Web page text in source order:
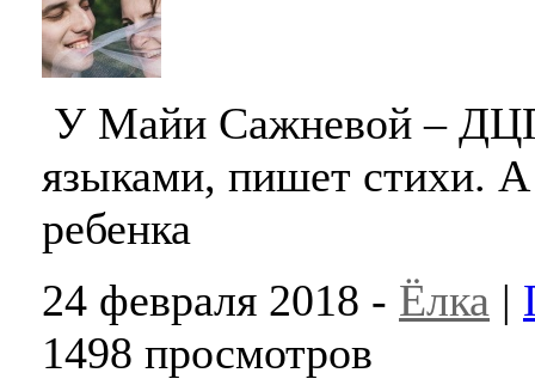
У Майи Сажневой – ДЦП
языками, пишет стихи.
ребенка
24 февраля 2018 - Ёлка |
1498 просмотров